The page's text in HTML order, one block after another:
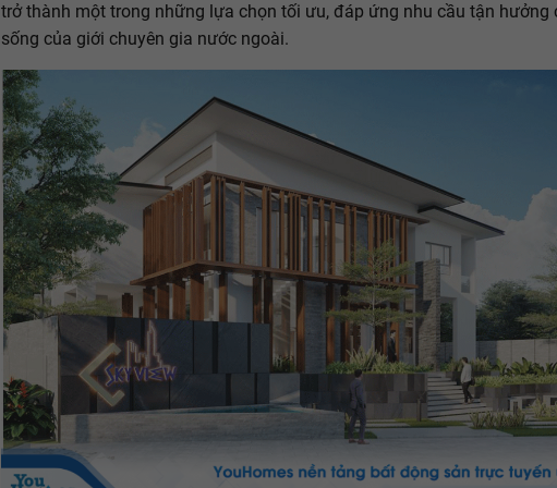
trở thành một trong những lựa chọn tối ưu, đáp ứng nhu cầu tận hưởng
sống của giới chuyên gia nước ngoài.